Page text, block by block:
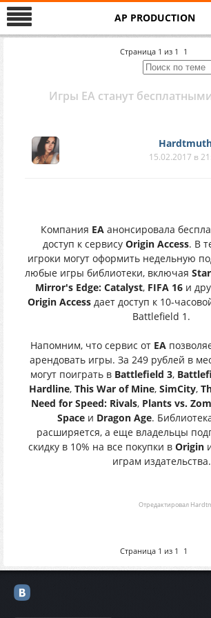
AP PRODUCTION
Страница 1 из 1 1
Игры EA станут
15.02.2017 в
Компания EA анонсировала
доступ к сервису Origin Access. В
игроки могут оформить недельную
любые игры библиотеки, включая
Mirror's Edge: Catalyst, FIFA 16 и
Origin Access дает доступ к 10-
Battlefield 1.
Напомним, что сервис от EA
арендовать игры. За 249 рублей в
могут поиграть в Battlefield 3,
Hardline, This War of Mine, SimCity,
Need for Speed: Rivals, Plants vs.
Spaceи Dragon Age.
расширяется, а еще владельцы
скидку в 10% на все покупки в Origin
играм издательства.
Отредактировал
Страница 1 из 1 1